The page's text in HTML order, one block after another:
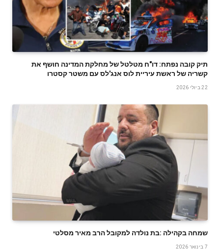
תיק קובה נפתח: דו"ח מטלטל של מחלקת המדינה חושף את
קשריה של ראשת עיריית לוס אנג'לס עם משטר קסטרו
22 ביולי 2026
שמחה‭ ‬בקהילה‭: ‬בת‭ ‬נולדה‭ ‬למקובל‭ ‬הרב‭ ‬מאיר‭ ‬מסלטי
7 בינואר 2026